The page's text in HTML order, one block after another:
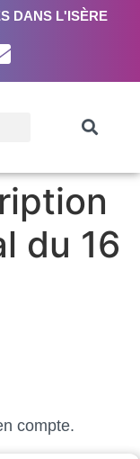
DANS L'ISÈRE
du 16
compte.